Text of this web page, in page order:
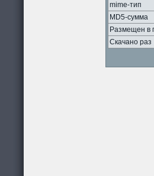
mime-тип
MD5-сумма
Размещен в
Скачано раз